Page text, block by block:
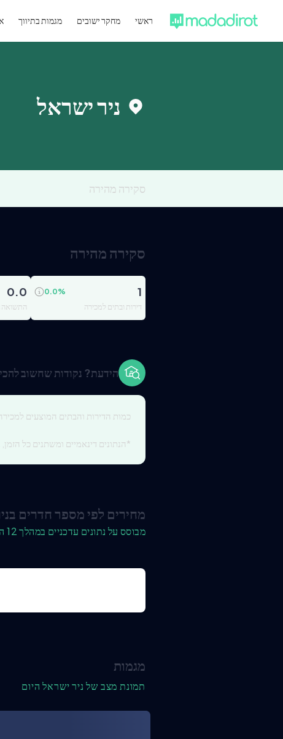
ראשי מחקר ישובים מגמות בתיווך
ניר ישראל
סקירה מהירה
סקירה מהירה
1
0.0%
דירות ובתים למכירה
0.0
התשואה
הידעת? נקודות שחשוב
כמות הדירות והבתים המוצעים
*הנתונים דינאמיים ומשתנים כל
מחירים לפי מספר חדרים
מבוסס על נתונים עדכניים במהלך 12 החודשים האחרונים
מגמות
תמונת מצב של ניר ישראל היום